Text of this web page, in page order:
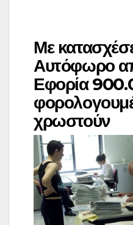
Με
Αυτόφωρο
Εφορία
χρωστούν